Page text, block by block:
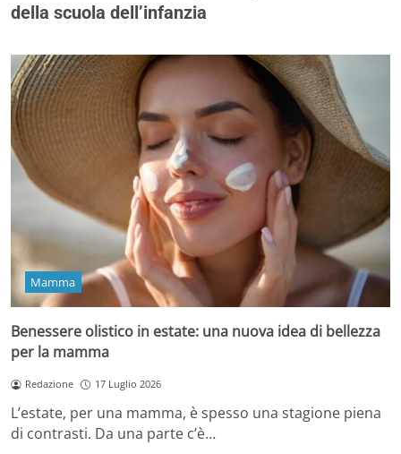
della scuola dell’infanzia
Mamma
Benessere olistico in estate: una nuova idea di bellezza
per la mamma
Redazione 17 Luglio 2026
L’estate, per una mamma, è spesso una stagione piena
di contrasti. Da una parte c’è…